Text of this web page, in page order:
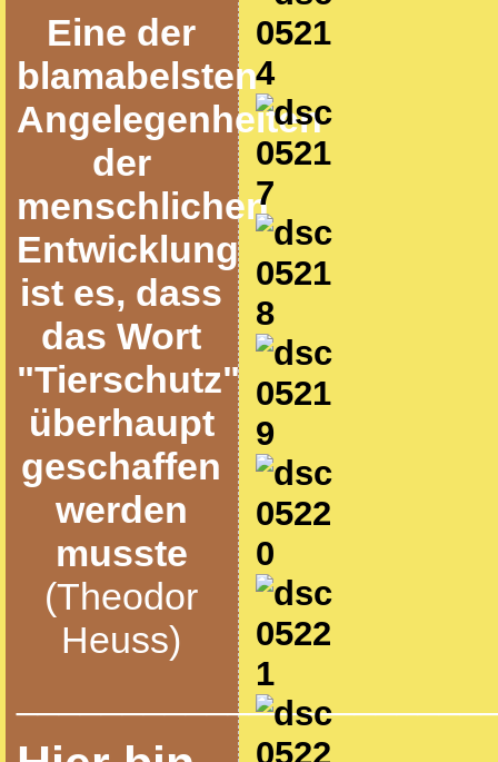
Eine der
blamabelsten
Angelegenheiten
der
menschlichen
Entwicklung
ist es, dass
das Wort
"Tierschutz"
überhaupt
geschaffen
werden
musste
(Theodor
Heuss)